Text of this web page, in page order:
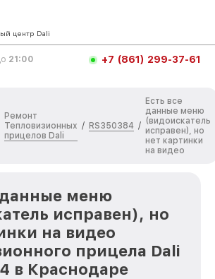
центр Dali
21:00 +7 (861) 299-37-61
Ремонт
Тепловизионных
прицелов Dali
/ RS350384 /
Есть все
данные меню
(видоискатель
исправен), но
нет картинки
на видео
данные меню
исправен), но
на видео
прицела Dali
в Краснодаре